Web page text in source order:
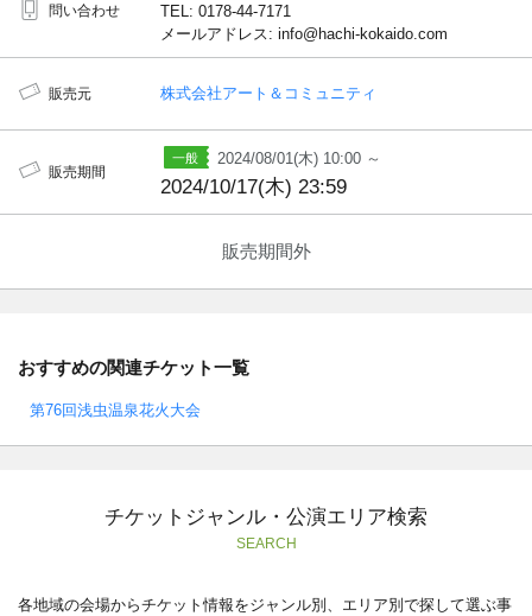
問い合わせ
TEL: 0178-44-7171
メールアドレス: info@hachi-kokaido.com
販売元 株式会社アート＆コミュニティ
販売期間
2024/08/01(木) 10:00 ～
2024/10/17(木) 23:59
販売期間外
おすすめの関連チケット一覧
第76回浅虫温泉花火大会
チケットジャンル・公演エリア検索
SEARCH
各地域の会場からチケット情報をジャンル別、エリア別で探して選ぶ事